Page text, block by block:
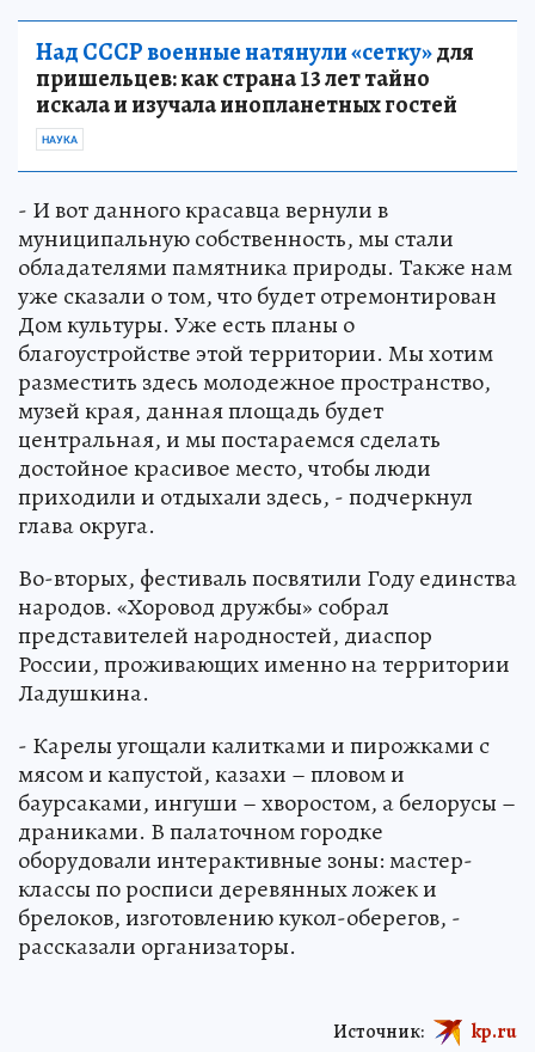
Над СССР военные натянули «сетку»для
пришельцев: как страна 13 лет тайно
искала и изучала инопланетных гостей
НАУКА
- И вот данного красавца вернули в
муниципальную собственность, мы стали
обладателями памятника природы. Также нам
уже сказали о том, что будет отремонтирован
Дом культуры. Уже есть планы о
благоустройстве этой территории. Мы хотим
разместить здесь молодежное пространство,
музей края, данная площадь будет
центральная, и мы постараемся сделать
достойное красивое место, чтобы люди
приходили и отдыхали здесь, - подчеркнул
глава округа.
Во-вторых, фестиваль посвятили Году единства
народов. «Хоровод дружбы» собрал
представителей народностей, диаспор
России, проживающих именно на территории
Ладушкина.
- Карелы угощали калитками и пирожками с
мясом и капустой, казахи – пловом и
баурсаками, ингуши – хворостом, а белорусы –
драниками. В палаточном городке
оборудовали интерактивные зоны: мастер-
классы по росписи деревянных ложек и
брелоков, изготовлению кукол-оберегов, -
рассказали организаторы.
Источник: kp.ru